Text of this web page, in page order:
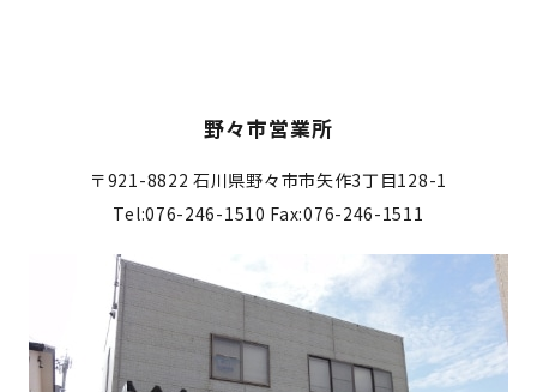
野々市営業所
〒921-8822 石川県野々市市矢作3丁目128-1
Tel:076-246-1510 Fax:076-246-1511